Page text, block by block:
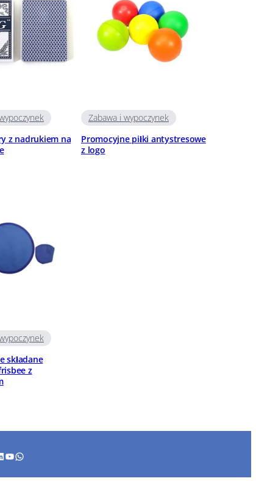
z nadrukiem na
Zabawa i wypoczynek
Promocyjne piłki antystresowe
z logo
składane
z
YouTube WhatsApp